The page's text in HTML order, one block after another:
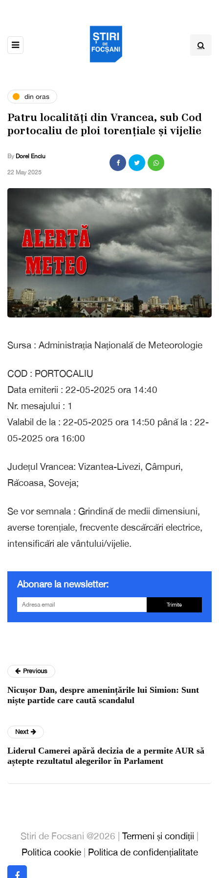
din oras
Patru localități din Vrancea, sub Cod
portocaliu de ploi torențiale și vijelie
By Dorel Enciu
,22 May 2025
Sursa : Administrația Națională de Meteorologie
COD : PORTOCALIU
Data emiterii : 22-05-2025 ora 14:40
Nr. mesajului : 1
Valabil de la : 22-05-2025 ora 14:50 până la : 22-
05-2025 ora 16:00
Județul Vrancea: Vizantea-Livezi, Câmpuri,
Răcoasa, Soveja;
Se vor semnala : Grindină de medii dimensiuni,
averse torențiale, frecvente descărcări electrice,
intensificări ale vântului/vijelie.
Abonare la newsletter:
Trimite
Previous
Nicușor Dan, despre amenințările lui Simion: Sunt
niște partide care caută scandalul
Next
Liderul Camerei apără decizia de a permite AUR să
aștepte rezultatul alegerilor în Parlament
Stiri de Focsani @2026 | Termeni și condiții
Politica cookie| Politica de confidențialitate